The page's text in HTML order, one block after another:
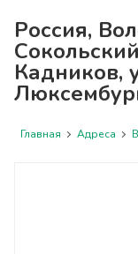
Россия,
Кадников,
Главная Адреса